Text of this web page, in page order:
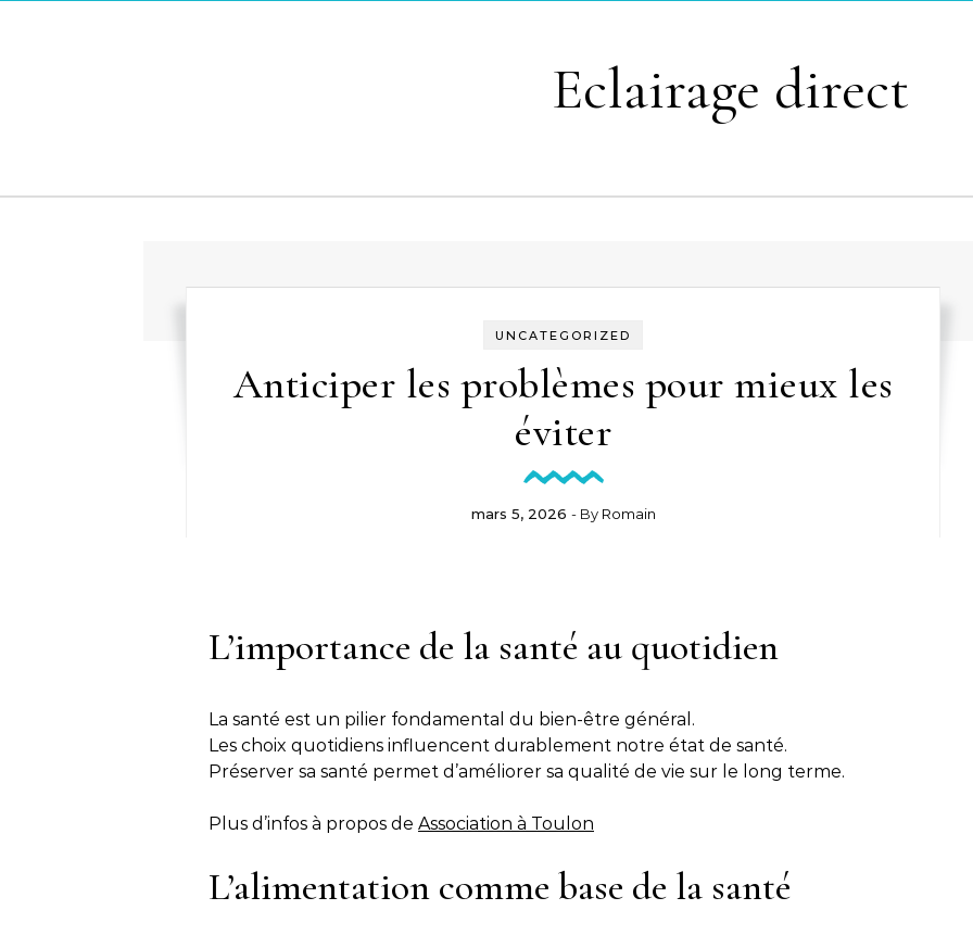
Eclairage direct
UNCATEGORIZED
Anticiper les problèmes pour mieux les
éviter
mars 5, 2026 - By Romain
L’importance de la santé au quotidien
La santé est un pilier fondamental du bien-être général.
Les choix quotidiens influencent durablement notre état de santé.
Préserver sa santé permet d’améliorer sa qualité de vie sur le long terme.
Plus d’infos à propos de Association à Toulon
L’alimentation comme base de la santé